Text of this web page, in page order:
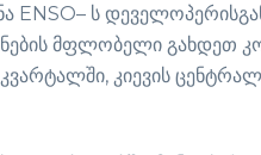
ENSO– ს
მფლობელი გახდეთ
კიევის